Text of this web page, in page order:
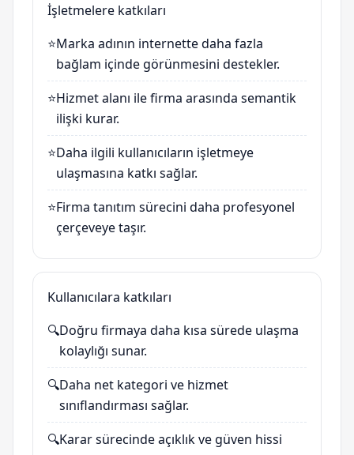
İşletmelere katkıları
⭐Marka adının internette daha fazla
bağlam içinde görünmesini destekler.
⭐Hizmet alanı ile firma arasında semantik
ilişki kurar.
⭐Daha ilgili kullanıcıların işletmeye
ulaşmasına katkı sağlar.
⭐Firma tanıtım sürecini daha profesyonel
çerçeveye taşır.
Kullanıcılara katkıları
🔍Doğru firmaya daha kısa sürede ulaşma
kolaylığı sunar.
🔍Daha net kategori ve hizmet
sınıflandırması sağlar.
🔍Karar sürecinde açıklık ve güven hissi